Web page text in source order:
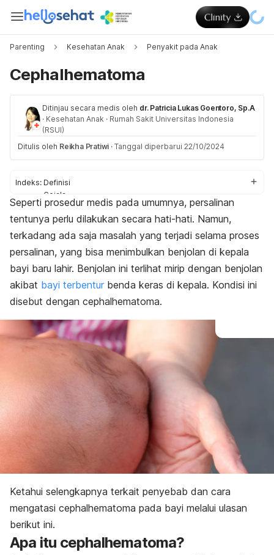
Parenting Kesehatan Anak Penyakit pada Anak
Cephalhematoma
Ditinjau secara medis oleh dr. Patricia Lukas Goentoro, Sp.A
· Kesehatan Anak · Rumah Sakit Universitas Indonesia
(RSUI)
Ditulis oleh Reikha Pratiwi · Tanggal diperbarui 22/10/2024
Indeks: Definisi
Gejala
Penyebab
Komplikasi
Diagnosis
Pengobatan
Seperti prosedur medis pada umumnya, persalinan
tentunya perlu dilakukan secara hati-hati. Namun,
terkadang ada saja masalah yang terjadi selama proses
persalinan, yang bisa menimbulkan benjolan di kepala
bayi baru lahir. Benjolan ini terlihat mirip dengan benjolan
akibat bayi terbentur benda keras di kepala. Kondisi ini
disebut dengan cephalhematoma.
Ketahui selengkapnya terkait penyebab dan cara
mengatasi cephalhematoma pada bayi melalui ulasan
berikut ini.
Apa itu cephalhematoma?